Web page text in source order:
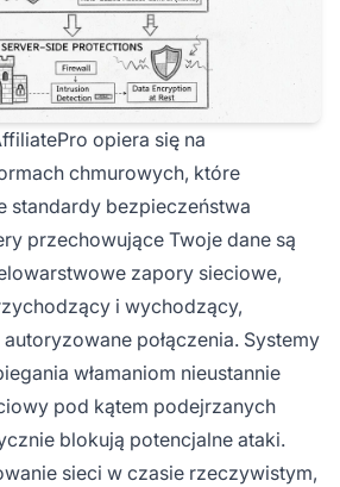
opiera się na
chmurowych, które
standardy bezpieczeństwa
przechowujące Twoje dane są
zapory sieciowe,
i wychodzący,
połączenia. Systemy
włamaniom nieustannie
pod kątem podejrzanych
blokują potencjalne ataki.
sieci w czasie rzeczywistym,